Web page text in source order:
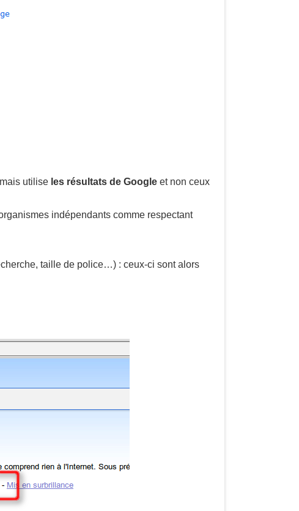
utilise les résultats de Google et non ceux
indépendants comme respectant
taille de police…) : ceux-ci sont alors